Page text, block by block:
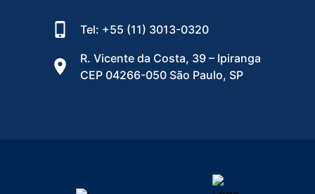
Tel: +55 (11) 3013-0320
R. Vicente da Costa, 39 – Ipiranga
CEP 04266-050 São Paulo, SP